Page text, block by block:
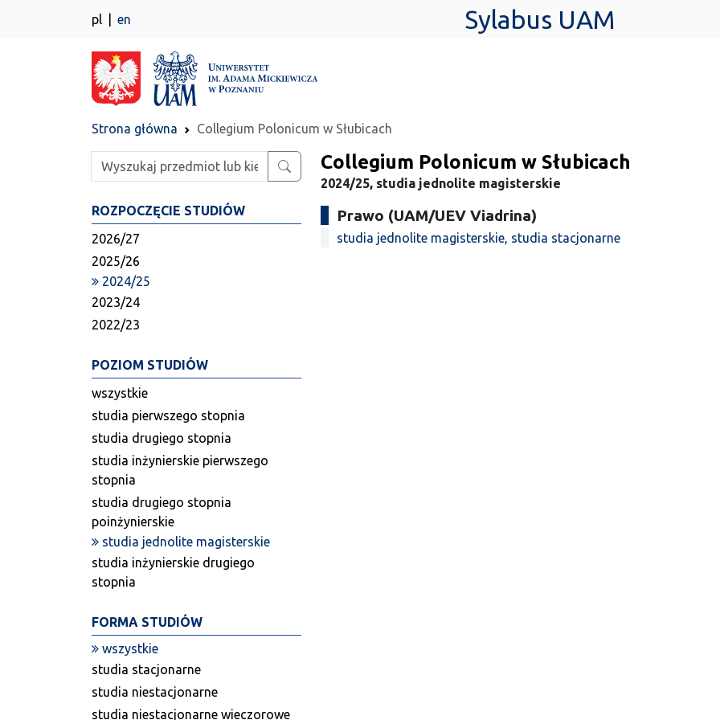
pl en Sylabus UAM
Strona główna Collegium Polonicum w Słubicach
Wpisz szukaną frazę
ROZPOCZĘCIE STUDIÓW
2026/27
2025/26
2024/25
2023/24
2022/23
POZIOM STUDIÓW
wszystkie
studia pierwszego stopnia
studia drugiego stopnia
studia inżynierskie pierwszego
stopnia
studia drugiego stopnia
poinżynierskie
studia jednolite magisterskie
studia inżynierskie drugiego
stopnia
FORMA STUDIÓW
wszystkie
studia stacjonarne
studia niestacjonarne
studia niestacjonarne wieczorowe
Collegium Polonicum w Słubicach
2024/25, studia jednolite magisterskie
Prawo (UAM/UEV Viadrina)
studia jednolite magisterskie, studia stacjonarne